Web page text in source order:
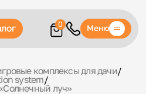
0 Меню
комплексы для дачи/
system/
луч»